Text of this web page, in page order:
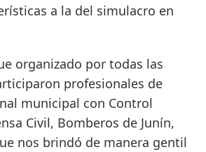
a la del simulacro en
organizado por todas las
profesionales de
municipal con Control
Civil, Bomberos de Junín,
nos brindó de manera gentil